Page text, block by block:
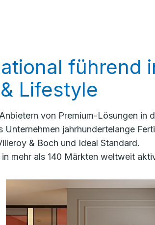
führend
Lifestyle
von Premium-Lösungen in
jahrhundertelange
& Boch und Ideal Standard.
mehr als 140 Märkten weltweit